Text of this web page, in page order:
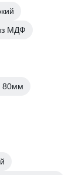
МДФ
80мм